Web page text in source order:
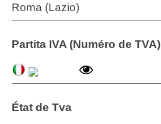
Roma (Lazio)
Partita IVA (Numéro de TVA)
État de Tva